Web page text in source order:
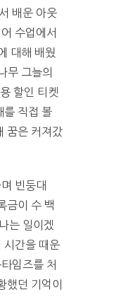
배운 아웃
수업에서
대해 배웠
무 그늘의
할인 티켓
를 직접 볼
꿈은 커져갔
빈둥대
금이 수 백
는 일이겠
시간을 때운
임즈를 처
했던 기억이